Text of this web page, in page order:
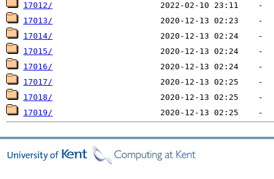
17012/
17013/
17014/
17015/
17016/
17017/
17018/
17019/